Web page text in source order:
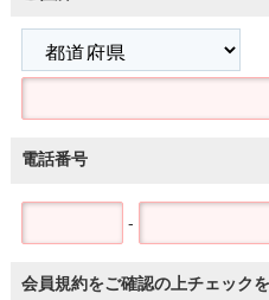
電話番号
-
会員規約をご確認の上チェック